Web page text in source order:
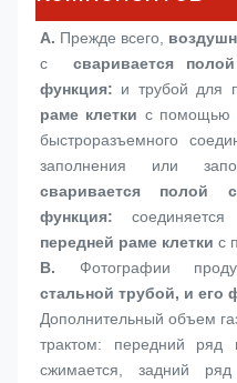
A. Прежде всего,
с
сваривается
функция: и трубой для
раме клетки с помощью
быстроразъемного
сваривается полой
функция:
передней раме клетки с
B. Фотографии
стальной трубой, и его
Дополнительный объем
трактом: передний ряд
сжимается, задний